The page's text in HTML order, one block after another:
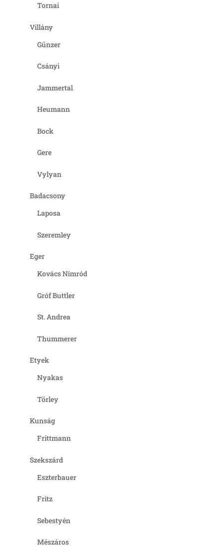
Tornai
Villány
Günzer
Csányi
Jammertal
Heumann
Bock
Gere
Vylyan
Badacsony
Laposa
Szeremley
Eger
Kovács Nimród
Gróf Buttler
St. Andrea
Thummerer
Etyek
Nyakas
Törley
Kunság
Frittmann
Szekszárd
Eszterbauer
Fritz
Sebestyén
Mészáros